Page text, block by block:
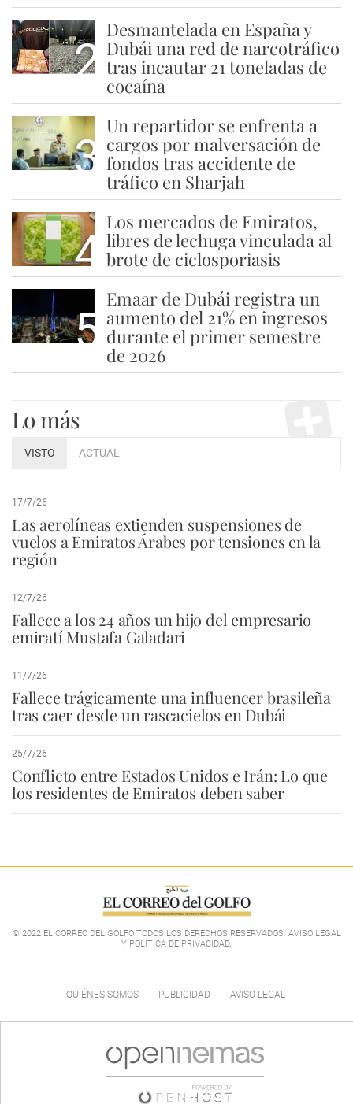
2
Desmantelada en España y
Dubái una red de narcotráfico
tras incautar 21 toneladas de
cocaína
3
Un repartidor se enfrenta a
cargos por malversación de
fondos tras accidente de
tráfico en Sharjah
4
Los mercados de Emiratos,
libres de lechuga vinculada al
brote de ciclosporiasis
5
Emaar de Dubái registra un
aumento del 21% en ingresos
durante el primer semestre
de 2026
Lo más
VISTO ACTUAL
17/7/26
Las aerolíneas extienden suspensiones de
vuelos a Emiratos Árabes por tensiones en la
región
12/7/26
Fallece a los 24 años un hijo del empresario
emiratí Mustafa Galadari
11/7/26
Fallece trágicamente una influencer brasileña
tras caer desde un rascacielos en Dubái
25/7/26
Conflicto entre Estados Unidos e Irán: Lo que
los residentes de Emiratos deben saber
© 2022 EL CORREO DEL GOLFO TODOS LOS DERECHOS RESERVADOS. AVISO LEGAL
Y POLÍTICA DE PRIVACIDAD.
QUIÉNES SOMOS PUBLICIDAD AVISO LEGAL